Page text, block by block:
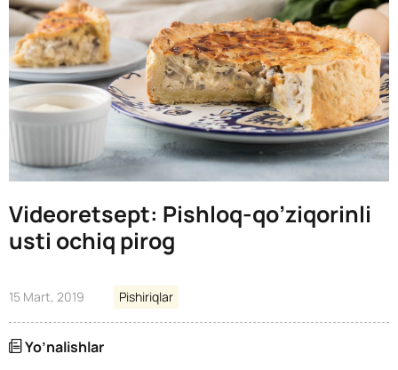
Videoretsept: Pishloq-qo’ziqorinli
usti ochiq pirog
15 Mart, 2019 Pishiriqlar
Yo’nalishlar